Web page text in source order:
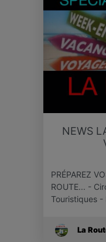
NEWS
PRÉPAREZ
ROUTE... -
Touristiques -
La